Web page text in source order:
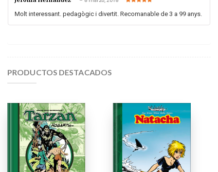
de 5
Molt interessant. pedagògic i divertit. Recomanable de 3 a 99 anys.
PRODUCTOS DESTACADOS